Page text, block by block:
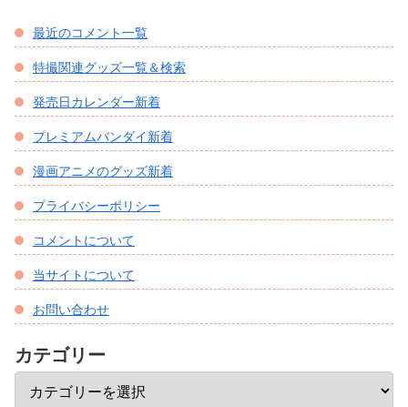
最近のコメント一覧
特撮関連グッズ一覧＆検索
発売日カレンダー新着
プレミアムバンダイ新着
漫画アニメのグッズ新着
プライバシーポリシー
コメントについて
当サイトについて
お問い合わせ
カテゴリー